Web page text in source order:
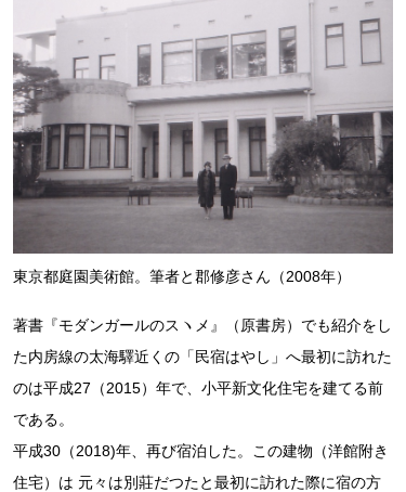
東京都庭園美術館。筆者と郡修彦さん（2008年）
著書『モダンガールのスヽメ』（原書房）でも紹介をし
た内房線の太海驛近くの「民宿はやし」へ最初に訪れた
のは平成27（2015）年で、小平新文化住宅を建てる前
である。
平成30（2018)年、再び宿泊した。この建物（洋館附き
住宅）は 元々は別莊だつたと最初に訪れた際に宿の方